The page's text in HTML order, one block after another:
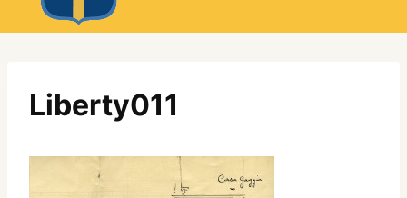
Liberty011